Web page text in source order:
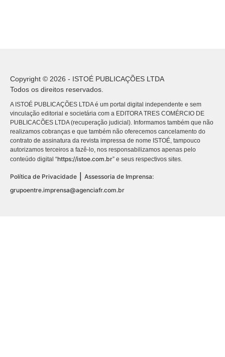
Copyright © 2026 - ISTOÉ PUBLICAÇÕES LTDA
Todos os direitos reservados.
A ISTOÉ PUBLICAÇÕES LTDA é um portal digital independente e sem
vinculação editorial e societária com a EDITORA TRES COMÉRCIO DE
PUBLICACÕES LTDA (recuperação judicial). Informamos também que não
realizamos cobranças e que também não oferecemos cancelamento do
contrato de assinatura da revista impressa de nome ISTOÉ, tampouco
autorizamos terceiros a fazê-lo, nos responsabilizamos apenas pelo
conteúdo digital “https://istoe.com.br” e seus respectivos sites.
Política de Privacidade
Assessoria de Imprensa:
grupoentre.imprensa@agenciafr.com.br